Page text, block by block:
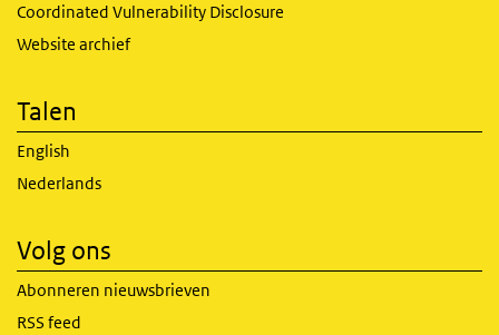
Coordinated Vulnerability Disclosure
Website archief
Talen
English
Nederlands
Volg ons
Abonneren nieuwsbrieven
RSS feed